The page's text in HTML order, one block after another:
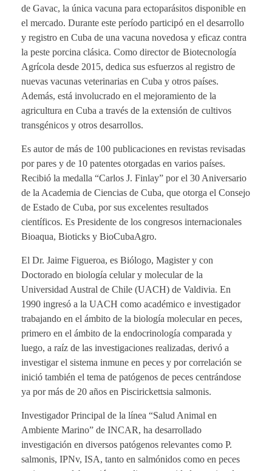
de Gavac, la única vacuna para ectoparásitos disponible en
el mercado. Durante este período participó en el desarrollo
y registro en Cuba de una vacuna novedosa y eficaz contra
la peste porcina clásica. Como director de Biotecnología
Agrícola desde 2015, dedica sus esfuerzos al registro de
nuevas vacunas veterinarias en Cuba y otros países.
Además, está involucrado en el mejoramiento de la
agricultura en Cuba a través de la extensión de cultivos
transgénicos y otros desarrollos.
Es autor de más de 100 publicaciones en revistas revisadas
por pares y de 10 patentes otorgadas en varios países.
Recibió la medalla “Carlos J. Finlay” por el 30 Aniversario
de la Academia de Ciencias de Cuba, que otorga el Consejo
de Estado de Cuba, por sus excelentes resultados
científicos. Es Presidente de los congresos internacionales
Bioaqua, Bioticks y BioCubaAgro.
El Dr. Jaime Figueroa, es Biólogo, Magister y con
Doctorado en biología celular y molecular de la
Universidad Austral de Chile (UACH) de Valdivia. En
1990 ingresó a la UACH como académico e investigador
trabajando en el ámbito de la biología molecular en peces,
primero en el ámbito de la endocrinología comparada y
luego, a raíz de las investigaciones realizadas, derivó a
investigar el sistema inmune en peces y por correlación se
inició también el tema de patógenos de peces centrándose
ya por más de 20 años en Piscirickettsia salmonis.
Investigador Principal de la línea “Salud Animal en
Ambiente Marino” de INCAR, ha desarrollado
investigación en diversos patógenos relevantes como P.
salmonis, IPNv, ISA, tanto en salmónidos como en peces